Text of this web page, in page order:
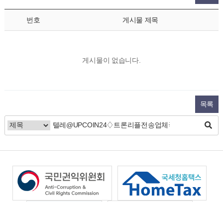
번호 게시물 제목
게시물이 없습니다.
목록